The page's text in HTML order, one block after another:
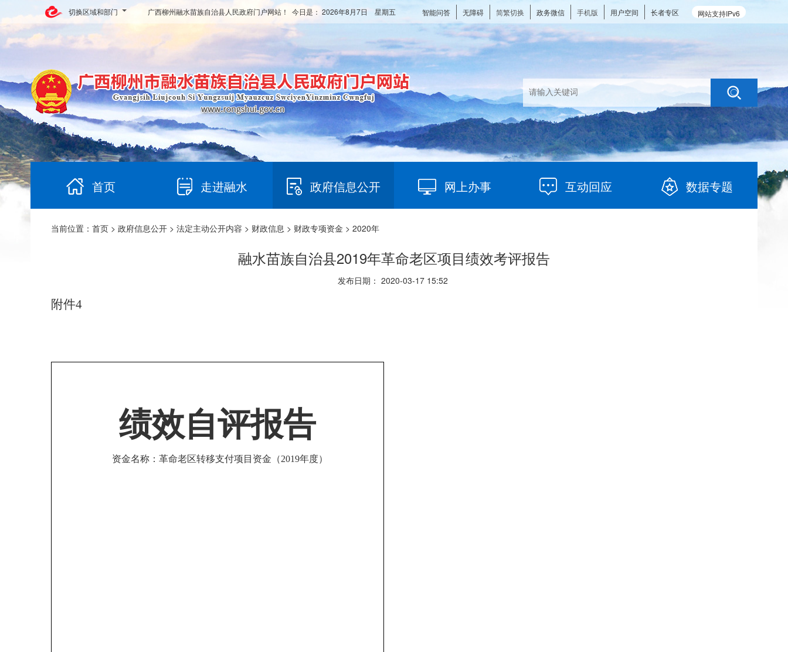
切换区域和部门 网站支持IPv6
智能问答 无障碍 简繁切换 政务微信 手机版 用户空间 长者专区
广西柳州融水苗族自治县人民政府门户网站！ 今日是： 2026年8月7日 星期五
首页 走进融水 政府信息公开 网上办事 互动回应 数据专题
当前位置： 首页 > 政府信息公开 > 法定主动公开内容 > 财政信息 > 财政专项资金 > 2020年
融水苗族自治县2019年革命老区项目绩效考评报告
发布日期： 2020-03-17 15:52
附件4
绩效自评报告
资金名称：革命老区转移支付项目资金（2019年度）